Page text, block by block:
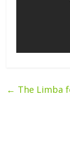
← The Limba